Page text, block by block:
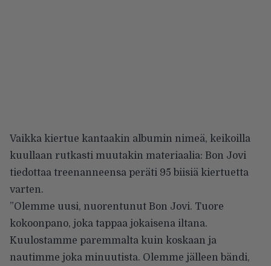
Vaikka kiertue kantaakin albumin nimeä, keikoilla
kuullaan rutkasti muutakin materiaalia: Bon Jovi
tiedottaa treenanneensa peräti 95 biisiä kiertuetta
varten.
”Olemme uusi, nuorentunut Bon Jovi. Tuore
kokoonpano, joka tappaa jokaisena iltana.
Kuulostamme paremmalta kuin koskaan ja
nautimme joka minuutista. Olemme jälleen bändi,